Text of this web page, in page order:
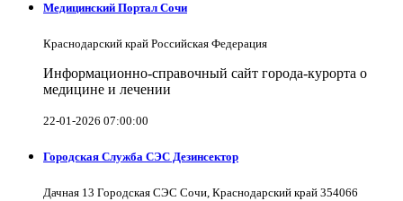
Медицинский Портал Сочи
Краснодарский край Российская Федерация
Информационно-справочный сайт города-курорта о
медицине и лечении
22-01-2026 07:00:00
Городская Служба СЭС Дезинсектор
Дачная 13 Городская СЭС Сочи, Краснодарский край 354066